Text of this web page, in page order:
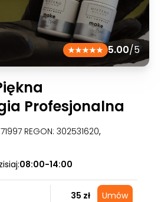
5.00/5
Profesjonalna
REGON: 302531620,
08:00-14:00
35 zł Umów